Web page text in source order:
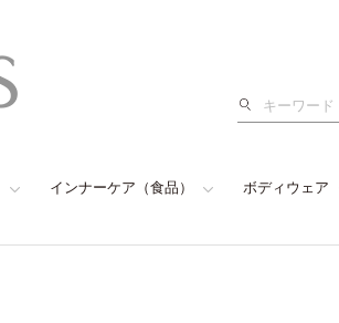
検
インナーケア（食品） ボディウェア